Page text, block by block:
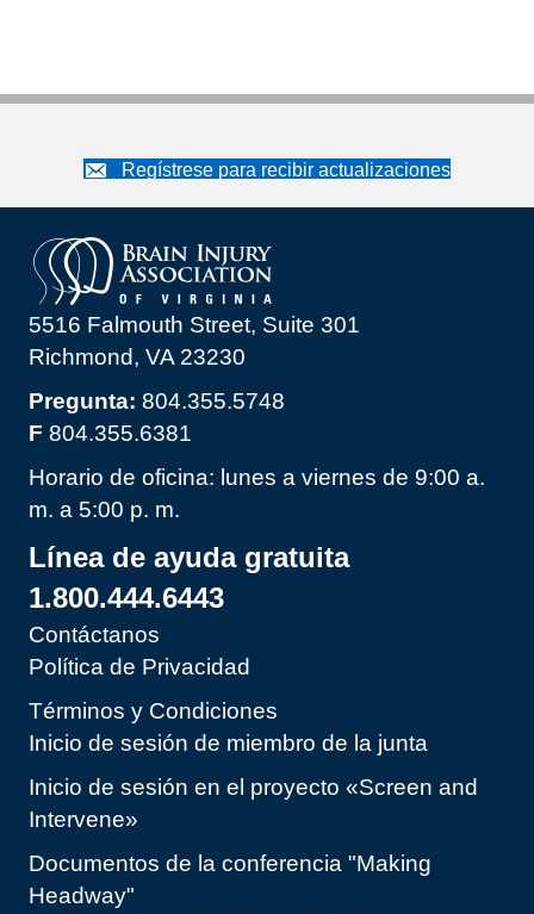
Regístrese para recibir actualizaciones
5516 Falmouth Street, Suite 301
Richmond, VA 23230
Pregunta: 804.355.5748
F 804.355.6381
Horario de oficina: lunes a viernes de 9:00 a.
m. a 5:00 p. m.
Línea de ayuda gratuita
1.800.444.6443
Contáctanos
Política de Privacidad
Términos y Condiciones
Inicio de sesión de miembro de la junta
Inicio de sesión en el proyecto «Screen and
Intervene»
Documentos de la conferencia "Making
Headway"